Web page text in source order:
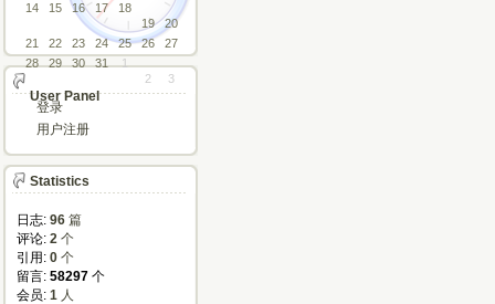
14
15 16 17
18
19
20
21
22 23 24 25 26
27
28
29 30 31
1
2
3
User Panel
登录
用户注册
Statistics
日志: 96 篇
评论: 2 个
引用: 0 个
留言: 58297 个
会员: 1 人